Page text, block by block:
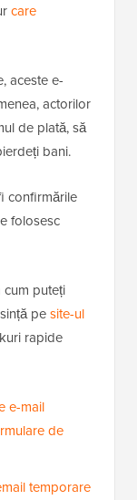
care
aceste e-
actorilor
de plată, să
bani.
confirmările
folosesc
cum puteți
pesite-ul
rapide
e-mail
de
temporare